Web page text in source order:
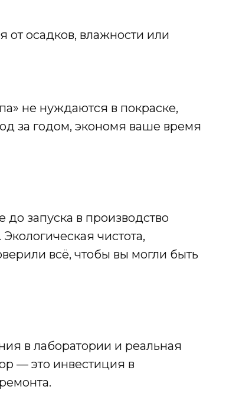
от осадков, влажности или
не нуждаются в покраске,
за годом, экономя ваше время
запуска в производство
чистота,
всё, чтобы вы могли быть
в лаборатории и реальная
— это инвестиция в